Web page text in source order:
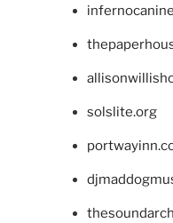
solslite.org